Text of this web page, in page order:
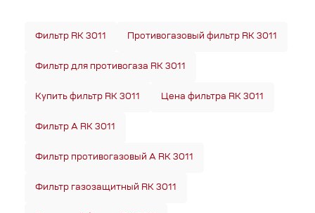
Фильтр RK 3011 Противогазовый фильтр RK 3011
Фильтр для противогаза RK 3011
Купить фильтр RK 3011 Цена фильтра RK 3011
Фильтр A RK 3011
Фильтр противогазовый A RK 3011
Фильтр газозащитный RK 3011